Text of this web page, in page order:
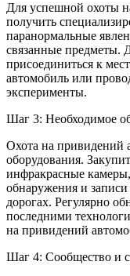
Для успешной охоты
получить
паранормальные
связанные предметы.
присоединиться к
автомобиль или
эксперименты.
Шаг 3: Необходимое
Охота на привидений
оборудования.
инфракрасные
обнаружения и
дорогах. Регулярно
последними
на привидений
Шаг 4: Сообщество и